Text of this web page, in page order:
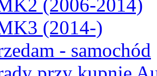
(2006-2014)
(2014-)
- samochód